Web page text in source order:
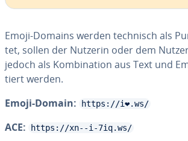
Emoji-Domains werden technisch als
tet, sollen der Nutzerin oder dem
jedoch als Kom­bi­na­ti­on aus Text und
tiert werden.
Emoji-Domain:
https://i❤.ws/
ACE: https://xn--i-7iq.ws/